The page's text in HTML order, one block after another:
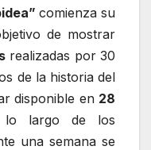
comienza su
de mostrar
realizadas por 30
de la historia del
disponible en 28
largo de los
una semana se